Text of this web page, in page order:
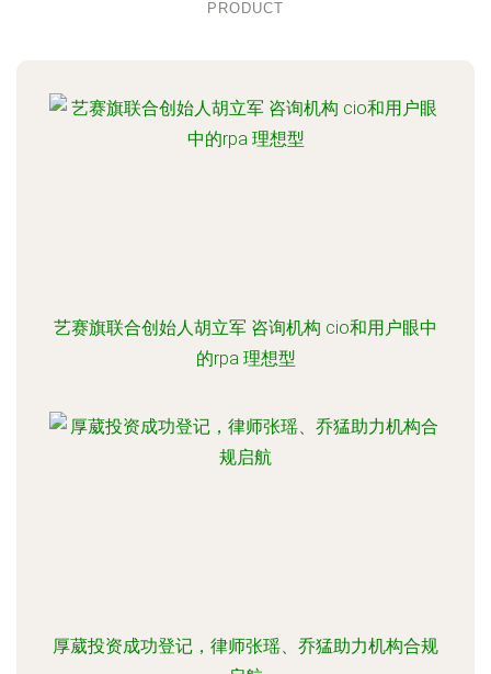
PRODUCT
艺赛旗联合创始人胡立军 咨询机构 cio和用户眼中
的rpa 理想型
厚葳投资成功登记，律师张瑶、乔猛助力机构合规